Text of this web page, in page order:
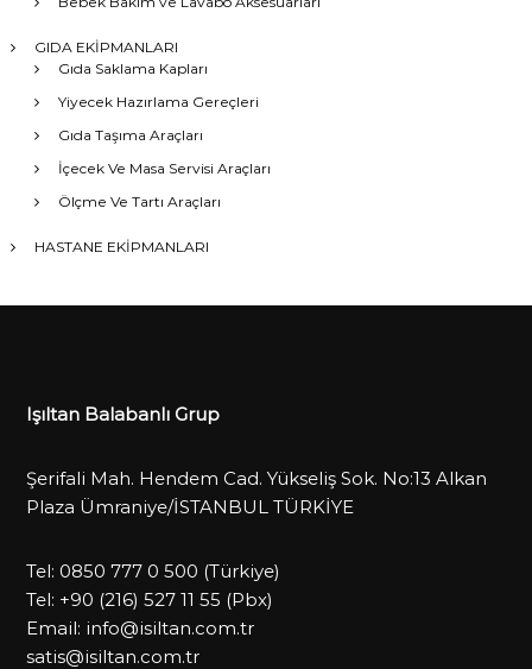
GIDA EKİPMANLARI
Gıda Saklama Kapları
Yiyecek Hazırlama Gereçleri
Gıda Taşıma Araçları
İçecek Ve Masa Servisi Araçları
Ölçme Ve Tartı Araçları
HASTANE EKİPMANLARI
Işıltan Balabanlı Grup
Şerifali Mah. Hendem Cad. Yükseliş Sok. No:13 Alkan
Plaza Ümraniye/İSTANBUL TÜRKİYE
Tel: 0850 777 0 500 (Türkiye)
Tel: +90 (216) 527 11 55 (Pbx)
Email: info@isiltan.com.tr
satis@isiltan.com.tr